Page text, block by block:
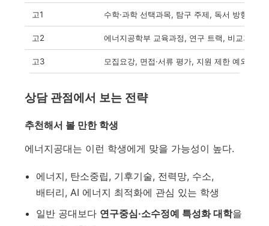
고1 수학·과학 선택과목, 탐구 주제, 독서 방향
고2 에너지공학부 교육과정, 연구 트랙, 비교과 경험
고3 모집요강, 면접·서류 평가, 지원 제한 예외, 진
상담 관점에서 보는 전략
추천해서 볼 만한 학생
에너지공대는 이런 학생에게 맞을 가능성이 높다.
에너지, 탄소중립, 기후기술, 전력망, 수소,
배터리, AI 에너지 최적화에 관심 있는 학생
일반 공대보다 연구중심·소수정예 특성화 대학을